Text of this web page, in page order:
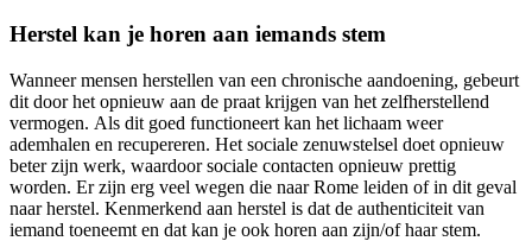
Herstel kan je horen aan iemands stem
Wanneer mensen herstellen van een chronische aandoening, gebeurt
dit door het opnieuw aan de praat krijgen van het zelfherstellend
vermogen. Als dit goed functioneert kan het lichaam weer
ademhalen en recupereren. Het sociale zenuwstelsel doet opnieuw
beter zijn werk, waardoor sociale contacten opnieuw prettig
worden. Er zijn erg veel wegen die naar Rome leiden of in dit geval
naar herstel. Kenmerkend aan herstel is dat de authenticiteit van
iemand toeneemt en dat kan je ook horen aan zijn/of haar stem.